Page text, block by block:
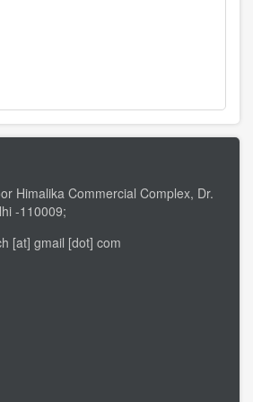
Himalika Commercial Complex, Dr.
-110009;
[at] gmail [dot] com